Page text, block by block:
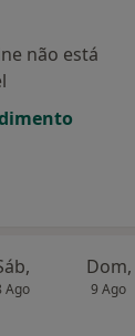
não está
Ago
Dom,
9 Ago